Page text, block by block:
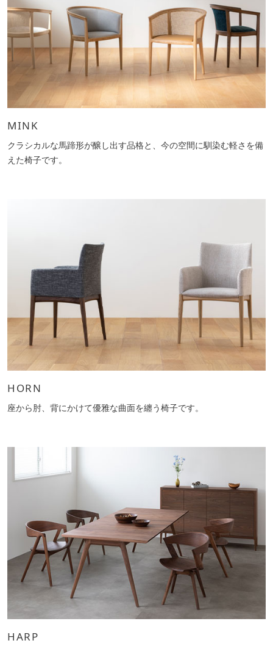
MINK
クラシカルな馬蹄形が醸し出す品格と、今の空間に馴染む軽さを備
えた椅子です。
HORN
座から肘、背にかけて優雅な曲面を纏う椅子です。
HARP